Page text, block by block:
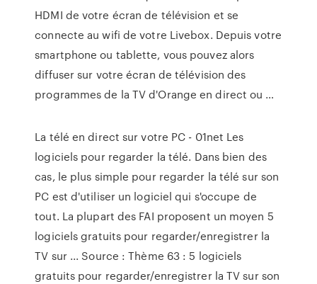
HDMI de votre écran de télévision et se
connecte au wifi de votre Livebox. Depuis votre
smartphone ou tablette, vous pouvez alors
diffuser sur votre écran de télévision des
programmes de la TV d'Orange en direct ou …
La télé en direct sur votre PC - 01net Les
logiciels pour regarder la télé. Dans bien des
cas, le plus simple pour regarder la télé sur son
PC est d'utiliser un logiciel qui s'occupe de
tout. La plupart des FAI proposent un moyen 5
logiciels gratuits pour regarder/enregistrer la
TV sur ... Source : Thème 63 : 5 logiciels
gratuits pour regarder/enregistrer la TV sur son